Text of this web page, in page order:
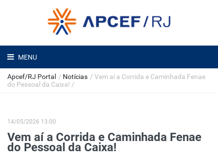
MENU
Apcef/RJ Portal / Notícias / Vem aí a Corrida e Caminhada Fenae
do Pessoal da Caixa! /
14/05/2026 13:00
Vem aí a Corrida e Caminhada Fenae
do Pessoal da Caixa!